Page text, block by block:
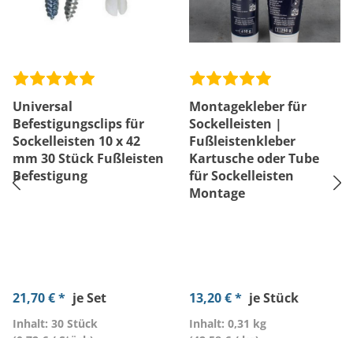
Universal
Befestigungsclips für
Sockelleisten 10 x 42
mm 30 Stück Fußleisten
Befestigung
21,70 € * je Set
Inhalt: 30 Stück
Montagekleber für
Sockelleisten |
Fußleistenkleber
Kartusche oder Tube
für Sockelleisten
Montage
13,20 € * je Stück
Inhalt: 0,31 kg